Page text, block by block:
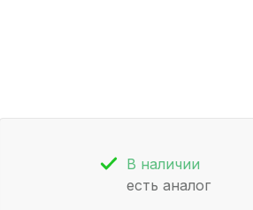
В наличии
есть аналог